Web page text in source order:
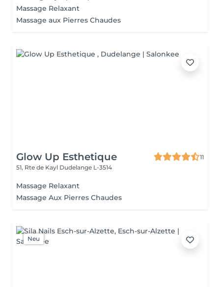
Massage Relaxant
Massage aux Pierres Chaudes
Glow Up Esthetique
11
51, Rte de Kayl Dudelange L-3514
Massage Relaxant
Massage Aux Pierres Chaudes
Neu